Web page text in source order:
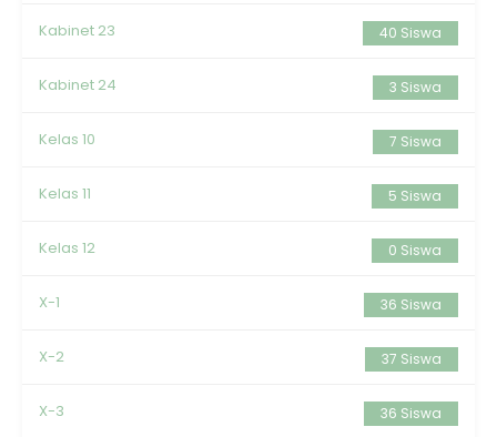
Kabinet 23 40 Siswa
Kabinet 24 3 Siswa
Kelas 10 7 Siswa
Kelas 11 5 Siswa
Kelas 12 0 Siswa
X-1 36 Siswa
X-2 37 Siswa
X-3 36 Siswa